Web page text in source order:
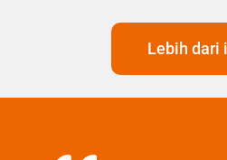
Lebih dari